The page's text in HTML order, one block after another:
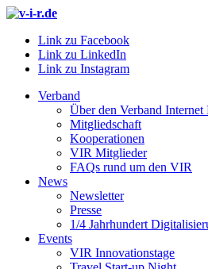
Link zu Facebook
Link zu LinkedIn
Link zu Instagram
Verband
Über den Verband
Mitgliedschaft
Kooperationen
VIR Mitglieder
FAQs rund um den VIR
News
Newsletter
Presse
1/4 Jahrhundert
Events
VIR Innovationstage